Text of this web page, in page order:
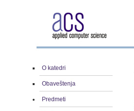
O katedri
Obaveštenja
Predmeti